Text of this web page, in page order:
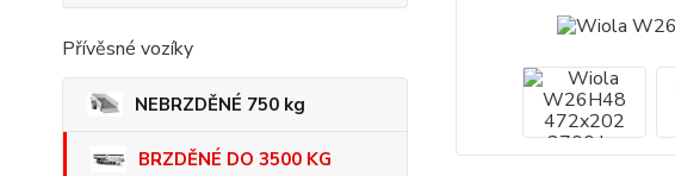
Přívěsné vozíky
NEBRZDĚNÉ 750 kg
BRZDĚNÉ DO 3500 KG